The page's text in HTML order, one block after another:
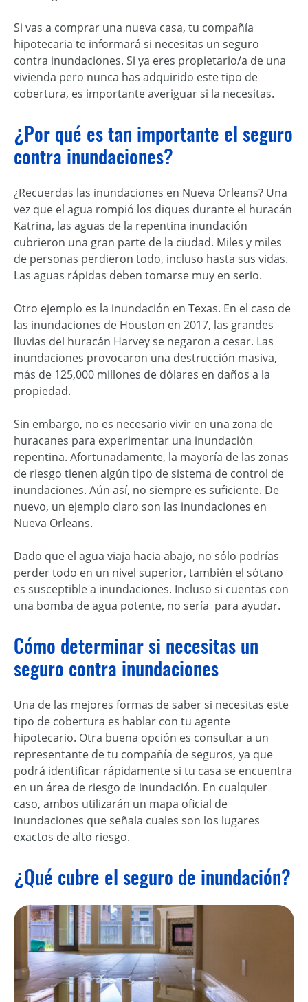
Si vas a comprar una nueva casa, tu compañía
hipotecaria te informará si necesitas un seguro
contra inundaciones. Si ya eres propietario/a de una
vivienda pero nunca has adquirido este tipo de
cobertura, es importante averiguar si la necesitas.
¿Por qué es tan importante el seguro
contra inundaciones?
¿Recuerdas las inundaciones en Nueva Orleans? Una
vez que el agua rompió los diques durante el huracán
Katrina, las aguas de la repentina inundación
cubrieron una gran parte de la ciudad. Miles y miles
de personas perdieron todo, incluso hasta sus vidas.
Las aguas rápidas deben tomarse muy en serio.
Otro ejemplo es la inundación en Texas. En el caso de
las inundaciones de Houston en 2017, las grandes
lluvias del huracán Harvey se negaron a cesar. Las
inundaciones provocaron una destrucción masiva,
más de 125,000 millones de dólares en daños a la
propiedad.
Sin embargo, no es necesario vivir en una zona de
huracanes para experimentar una inundación
repentina. Afortunadamente, la mayoría de las zonas
de riesgo tienen algún tipo de sistema de control de
inundaciones. Aún así, no siempre es suficiente. De
nuevo, un ejemplo claro son las inundaciones en
Nueva Orleans.
Dado que el agua viaja hacia abajo, no sólo podrías
perder todo en un nivel superior, también el sótano
es susceptible a inundaciones. Incluso si cuentas con
una bomba de agua potente, no sería para ayudar.
Cómo determinar si necesitas un
seguro contra inundaciones
Una de las mejores formas de saber si necesitas este
tipo de cobertura es hablar con tu agente
hipotecario. Otra buena opción es consultar a un
representante de tu compañía de seguros, ya que
podrá identificar rápidamente si tu casa se encuentra
en un área de riesgo de inundación. En cualquier
caso, ambos utilizarán un mapa oficial de
inundaciones que señala cuales son los lugares
exactos de alto riesgo.
¿Qué cubre el seguro de inundación?